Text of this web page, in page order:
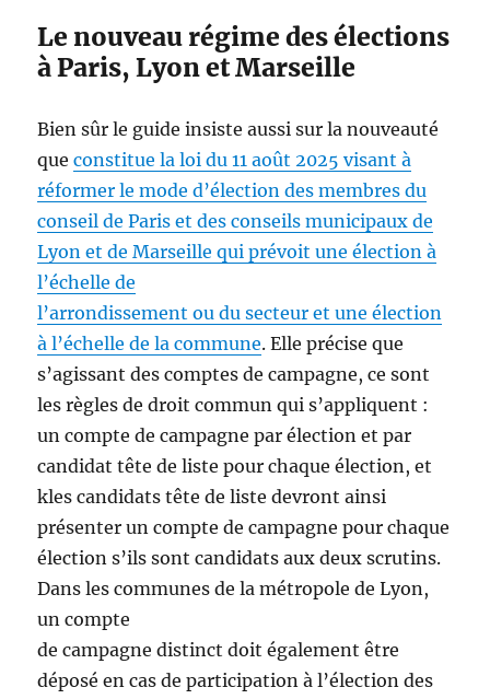
Le nouveau régime des élections
à Paris, Lyon et Marseille
Bien sûr le guide insiste aussi sur la nouveauté
queconstitue la loi du 11 août 2025 visant à
réformer le mode d’élection des membres du
conseil de Paris et des conseils municipaux de
Lyon et de Marseille qui prévoit une élection à
l’échelle de
l’arrondissement ou du secteur et une élection
à l’échelle de la commune. Elle précise que
s’agissant des comptes de campagne, ce sont
les règles de droit commun qui s’appliquent :
un compte de campagne par élection et par
candidat tête de liste pour chaque élection, et
kles candidats tête de liste devront ainsi
présenter un compte de campagne pour chaque
élection s’ils sont candidats aux deux scrutins.
Dans les communes de la métropole de Lyon,
un compte
de campagne distinct doit également être
déposé en cas de participation à l’élection des